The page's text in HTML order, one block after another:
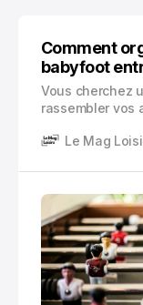
Comment
babyfoot
Vous cherchez
rassembler vos
amisLe Mag